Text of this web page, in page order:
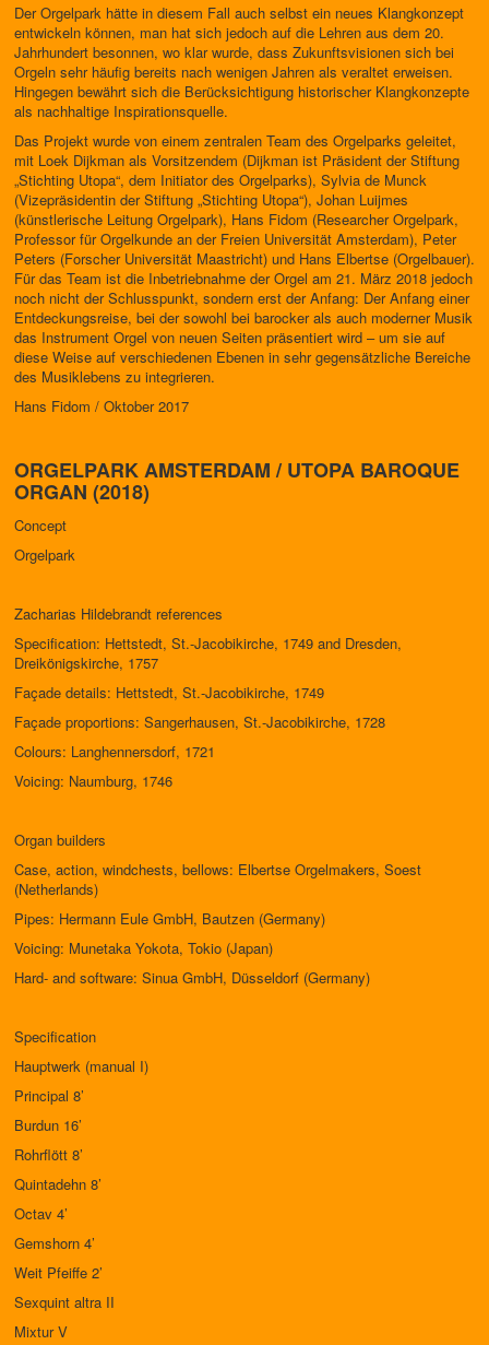
Der Orgelpark hätte in diesem Fall auch selbst ein neues Klangkonzept
entwickeln können, man hat sich jedoch auf die Lehren aus dem 20.
Jahrhundert besonnen, wo klar wurde, dass Zukunftsvisionen sich bei
Orgeln sehr häufig bereits nach wenigen Jahren als veraltet erweisen.
Hingegen bewährt sich die Berücksichtigung historischer Klangkonzepte
als nachhaltige Inspirationsquelle.
Das Projekt wurde von einem zentralen Team des Orgelparks geleitet,
mit Loek Dijkman als Vorsitzendem (Dijkman ist Präsident der Stiftung
„Stichting Utopa“, dem Initiator des Orgelparks), Sylvia de Munck
(Vizepräsidentin der Stiftung „Stichting Utopa“), Johan Luijmes
(künstlerische Leitung Orgelpark), Hans Fidom (Researcher Orgelpark,
Professor für Orgelkunde an der Freien Universität Amsterdam), Peter
Peters (Forscher Universität Maastricht) und Hans Elbertse (Orgelbauer).
Für das Team ist die Inbetriebnahme der Orgel am 21. März 2018 jedoch
noch nicht der Schlusspunkt, sondern erst der Anfang: Der Anfang einer
Entdeckungsreise, bei der sowohl bei barocker als auch moderner Musik
das Instrument Orgel von neuen Seiten präsentiert wird – um sie auf
diese Weise auf verschiedenen Ebenen in sehr gegensätzliche Bereiche
des Musiklebens zu integrieren.
Hans Fidom / Oktober 2017
ORGELPARK AMSTERDAM / UTOPA BAROQUE
ORGAN (2018)
Concept
Orgelpark
Zacharias Hildebrandt references
Specification: Hettstedt, St.-Jacobikirche, 1749 and Dresden,
Dreikönigskirche, 1757
Façade details: Hettstedt, St.-Jacobikirche, 1749
Façade proportions: Sangerhausen, St.-Jacobikirche, 1728
Colours: Langhennersdorf, 1721
Voicing: Naumburg, 1746
Organ builders
Case, action, windchests, bellows: Elbertse Orgelmakers, Soest
(Netherlands)
Pipes: Hermann Eule GmbH, Bautzen (Germany)
Voicing: Munetaka Yokota, Tokio (Japan)
Hard- and software: Sinua GmbH, Düsseldorf (Germany)
Specification
Hauptwerk (manual I)
Principal 8’
Burdun 16’
Rohrflött 8’
Quintadehn 8’
Octav 4’
Gemshorn 4’
Weit Pfeiffe 2’
Sexquint altra II
Mixtur V